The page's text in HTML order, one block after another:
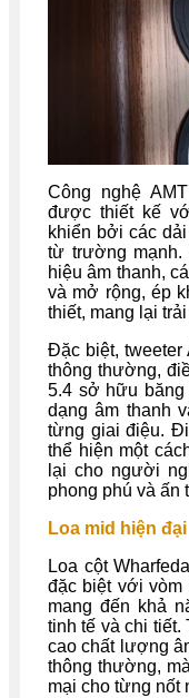
Công nghệ
được thiết kế
khiển bởi các
từ trường
hiệu âm thanh,
và mở rộng, ép
thiết, mang lại
Đặc biệt, tweeter
thông thường,
5.4 sở hữu băng
dạng âm thanh
từng giai điệu.
thể hiện một
lại cho người
phong phú và ấn
Loa mid hiện đại
Loa cột
đặc biệt với
mang đến khả
tinh tế và chi tiết.
cao chất lượng
thông thường,
mại cho từng nốt